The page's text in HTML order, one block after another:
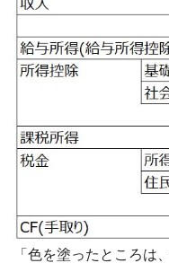
「色を塗ったところは